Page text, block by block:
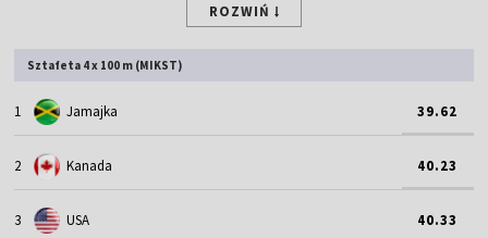
ROZWIŃ
Sztafeta 4 x 100 m (MIKST)
1 Jamajka 39.62
2 Kanada 40.23
3 USA 40.33